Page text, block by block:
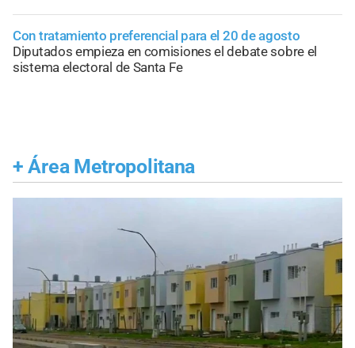
Con tratamiento preferencial para el 20 de agosto
Diputados empieza en comisiones el debate sobre el
sistema electoral de Santa Fe
+ Área Metropolitana